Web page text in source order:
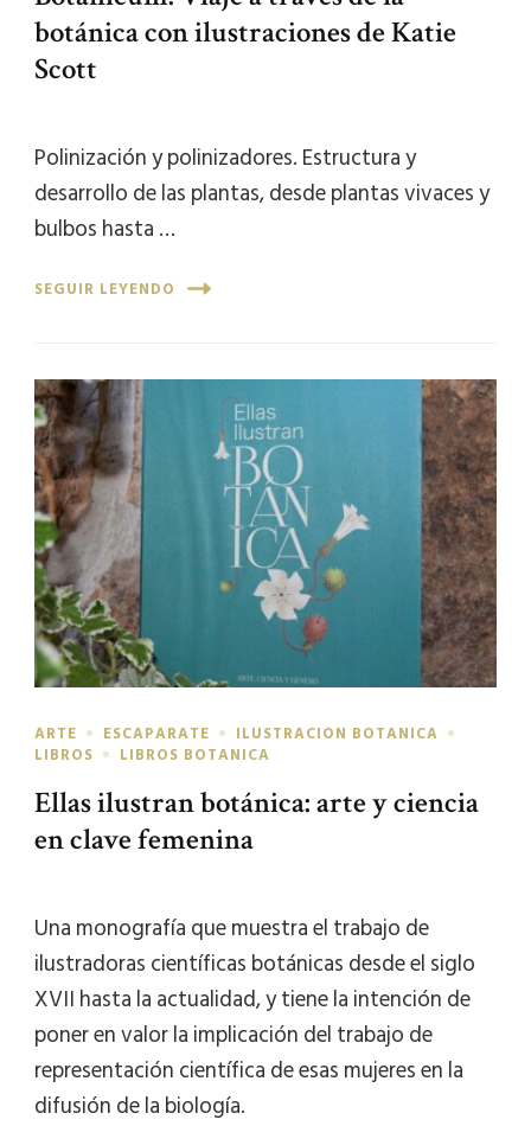
botánica con ilustraciones de Katie
Scott
Polinización y polinizadores. Estructura y
desarrollo de las plantas, desde plantas vivaces y
bulbos hasta …
SEGUIR LEYENDO
ARTE ESCAPARATE
ILUSTRACION BOTANICA
LIBROS
LIBROS BOTANICA
Ellas ilustran botánica: arte y ciencia
en clave femenina
Una monografía que muestra el trabajo de
ilustradoras científicas botánicas desde el siglo
XVII hasta la actualidad, y tiene la intención de
poner en valor la implicación del trabajo de
representación científica de esas mujeres en la
difusión de la biología.